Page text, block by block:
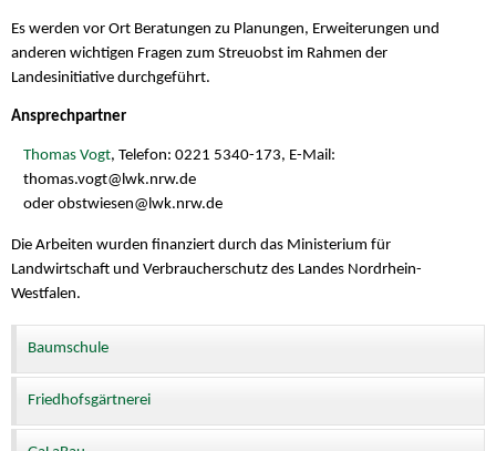
Es werden vor Ort Beratungen zu Planungen, Erweiterungen und
anderen wichtigen Fragen zum Streuobst im Rahmen der
Landesinitiative durchgeführt.
Ansprechpartner
Thomas Vogt, Telefon: 0221 5340-173, E-Mail:
thomas.vogt@lwk.nrw.de
oder obstwiesen@lwk.nrw.de
Die Arbeiten wurden finanziert durch das Ministerium für
Landwirtschaft und Verbraucherschutz des Landes Nordrhein-
Westfalen.
Baumschule
Friedhofsgärtnerei